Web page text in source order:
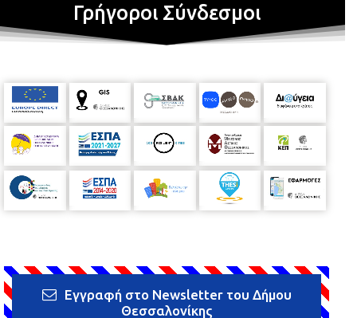
Γρήγοροι Σύνδεσμοι
Εγγραφή στο Newsletter του Δήμου
Θεσσαλονίκης